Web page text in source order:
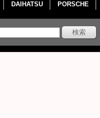
DAIHATSU PORSCHE